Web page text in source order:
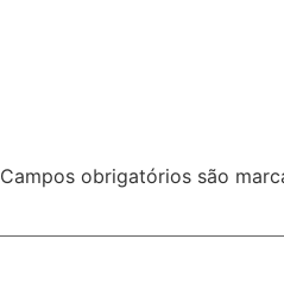
Campos obrigatórios são